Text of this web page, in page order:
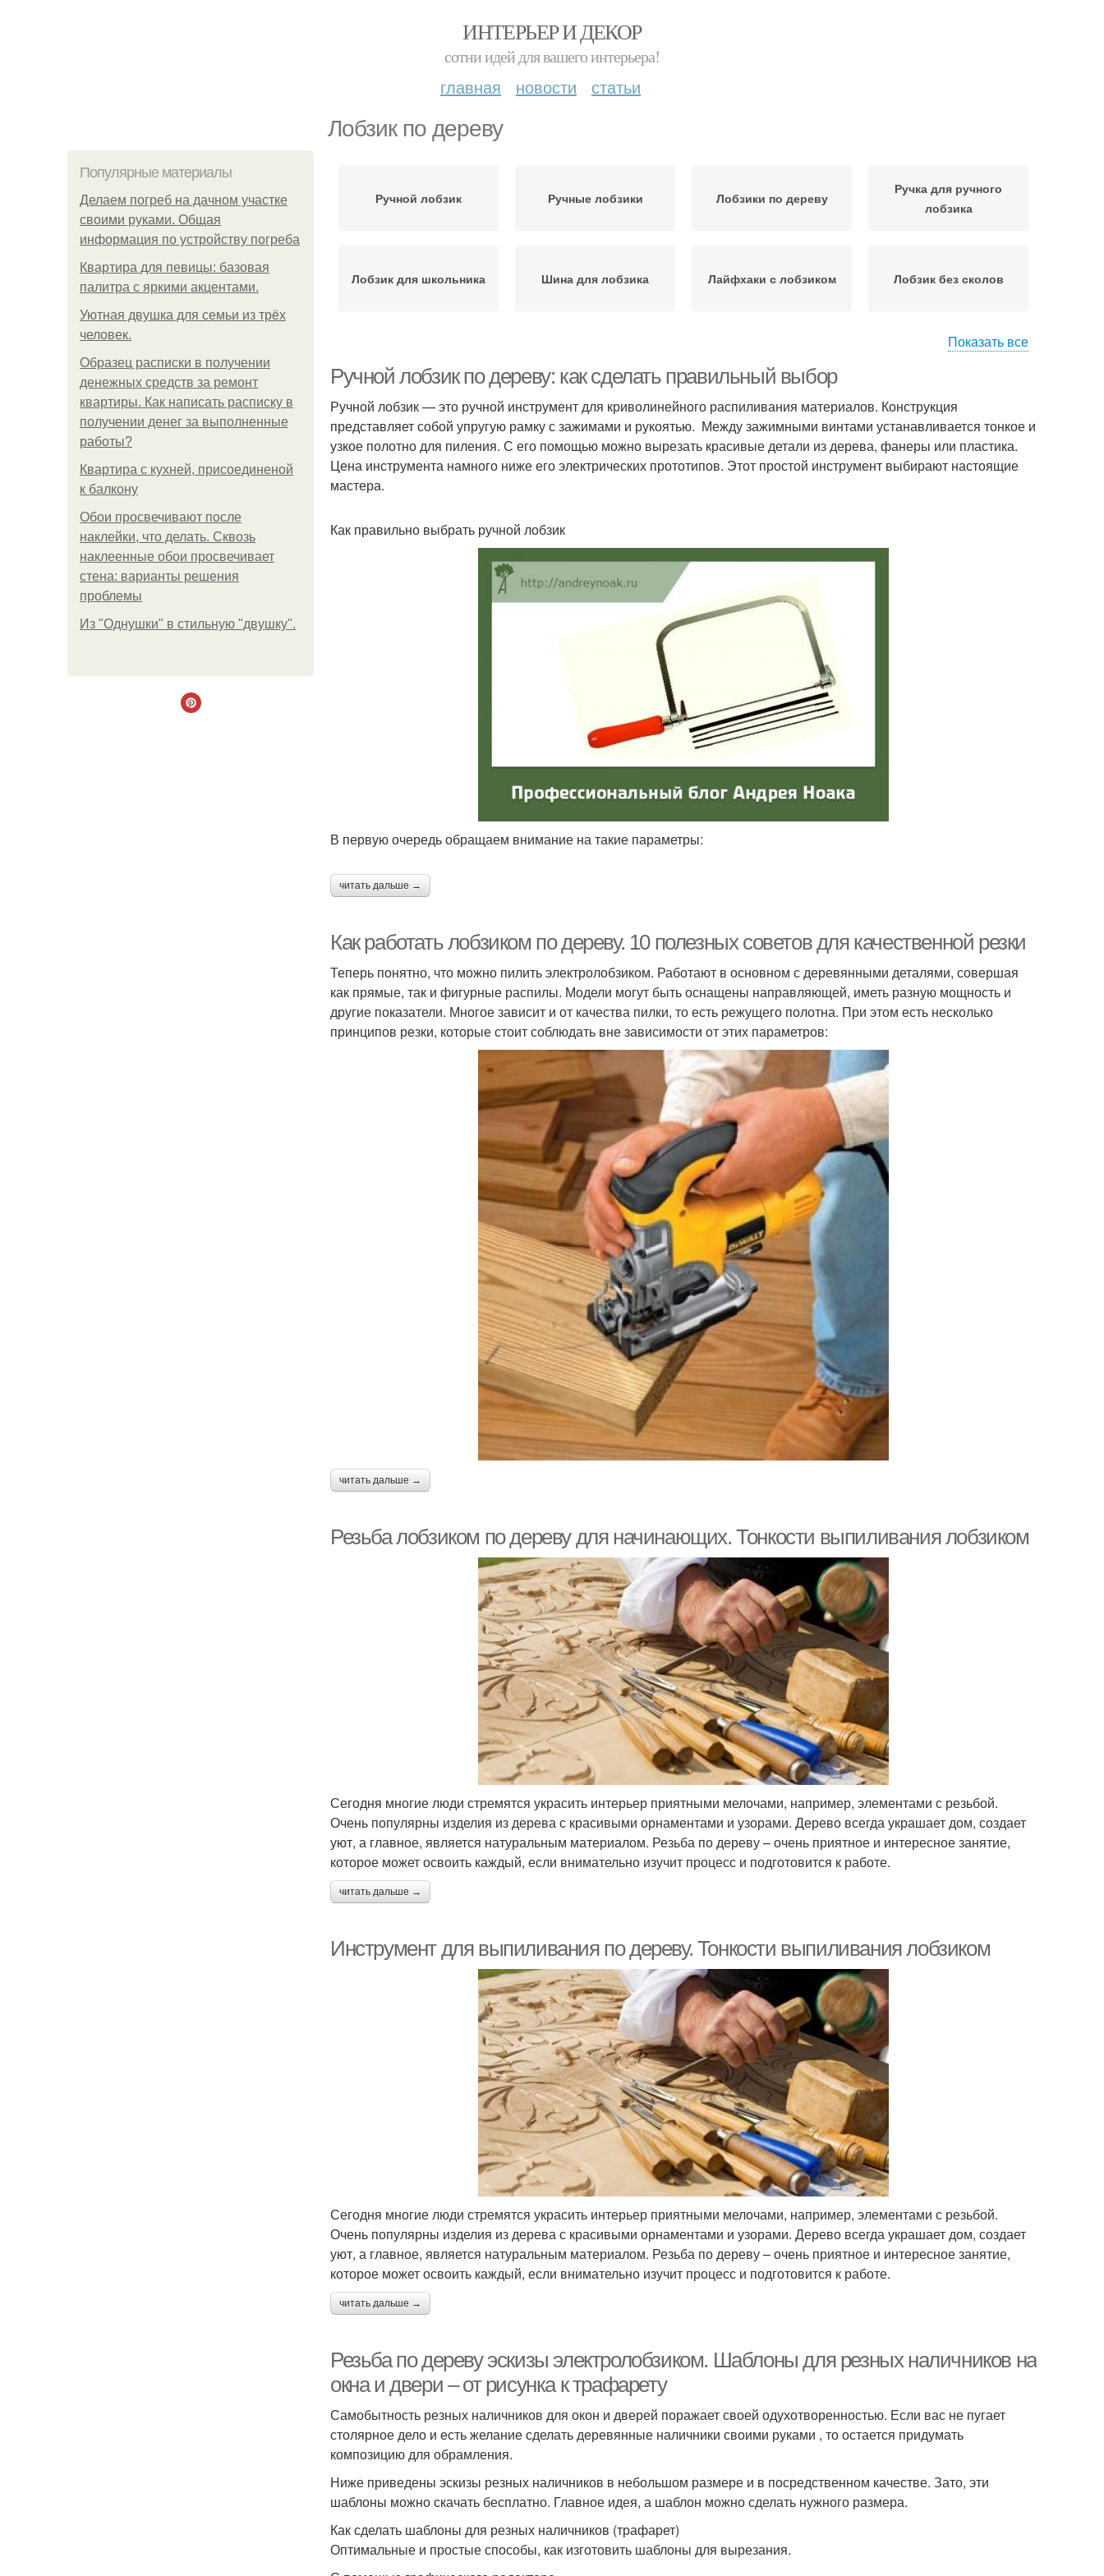
ИНТЕРЬЕР И ДЕКОР
сотни идей для вашего интерьера!
главная новости статьи
Лобзик по дереву
Популярные материалы
Делаем погреб на дачном участке
своими руками. Общая
информация по устройству погреба
Квартира для певицы: базовая
палитра с яркими акцентами.
Уютная двушка для семьи из трёх
человек.
Образец расписки в получении
денежных средств за ремонт
квартиры. Как написать расписку в
получении денег за выполненные
работы?
Квартира с кухней, присоединеной
к балкону
Обои просвечивают после
наклейки, что делать. Сквозь
наклеенные обои просвечивает
стена: варианты решения
проблемы
Из "Однушки" в стильную "двушку".
Ручной лобзик Ручные лобзики Лобзики по дереву
Ручка для ручного
лобзика
Лобзик для школьника Шина для лобзика Лайфхаки с лобзиком Лобзик без сколов
Лобзик из фанеры
Лобзик для
выпиливания
Узоры по дереву
Показать все
Ручной лобзик по дереву: как сделать правильный выбор
Ручной лобзик — это ручной инструмент для криволинейного распиливания материалов. Конструкция
представляет собой упругую рамку с зажимами и рукоятью. Между зажимными винтами устанавливается тонкое и
узкое полотно для пиления. С его помощью можно вырезать красивые детали из дерева, фанеры или пластика.
Цена инструмента намного ниже его электрических прототипов. Этот простой инструмент выбирают настоящие
мастера.
Как правильно выбрать ручной лобзик
В первую очередь обращаем внимание на такие параметры:
читать дальше →
Как работать лобзиком по дереву. 10 полезных советов для качественной резки
Теперь понятно, что можно пилить электролобзиком. Работают в основном с деревянными деталями, совершая
как прямые, так и фигурные распилы. Модели могут быть оснащены направляющей, иметь разную мощность и
другие показатели. Многое зависит и от качества пилки, то есть режущего полотна. При этом есть несколько
принципов резки, которые стоит соблюдать вне зависимости от этих параметров:
читать дальше →
Резьба лобзиком по дереву для начинающих. Тонкости выпиливания лобзиком
Сегодня многие люди стремятся украсить интерьер приятными мелочами, например, элементами с резьбой.
Очень популярны изделия из дерева с красивыми орнаментами и узорами. Дерево всегда украшает дом, создает
уют, а главное, является натуральным материалом. Резьба по дереву – очень приятное и интересное занятие,
которое может освоить каждый, если внимательно изучит процесс и подготовится к работе.
читать дальше →
Инструмент для выпиливания по дереву. Тонкости выпиливания лобзиком
Сегодня многие люди стремятся украсить интерьер приятными мелочами, например, элементами с резьбой.
Очень популярны изделия из дерева с красивыми орнаментами и узорами. Дерево всегда украшает дом, создает
уют, а главное, является натуральным материалом. Резьба по дереву – очень приятное и интересное занятие,
которое может освоить каждый, если внимательно изучит процесс и подготовится к работе.
читать дальше →
Резьба по дереву эскизы электролобзиком. Шаблоны для резных наличников на
окна и двери – от рисунка к трафарету
Самобытность резных наличников для окон и дверей поражает своей одухотворенностью. Если вас не пугает
столярное дело и есть желание сделать деревянные наличники своими руками , то остается придумать
композицию для обрамления.
Ниже приведены эскизы резных наличников в небольшом размере и в посредственном качестве. Зато, эти
шаблоны можно скачать бесплатно. Главное идея, а шаблон можно сделать нужного размера.
Как сделать шаблоны для резных наличников (трафарет)
Оптимальные и простые способы, как изготовить шаблоны для вырезания.